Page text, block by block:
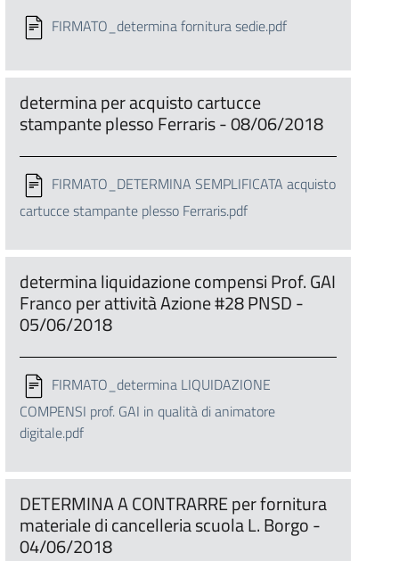
FIRMATO_determina fornitura sedie.pdf
determina per acquisto cartucce
stampante plesso Ferraris - 08/06/2018
FIRMATO_DETERMINA SEMPLIFICATA acquisto
cartucce stampante plesso Ferraris.pdf
determina liquidazione compensi Prof. GAI
Franco per attività Azione #28 PNSD -
05/06/2018
FIRMATO_determina LIQUIDAZIONE
COMPENSI prof. GAI in qualità di animatore
digitale.pdf
DETERMINA A CONTRARRE per fornitura
materiale di cancelleria scuola L. Borgo -
04/06/2018